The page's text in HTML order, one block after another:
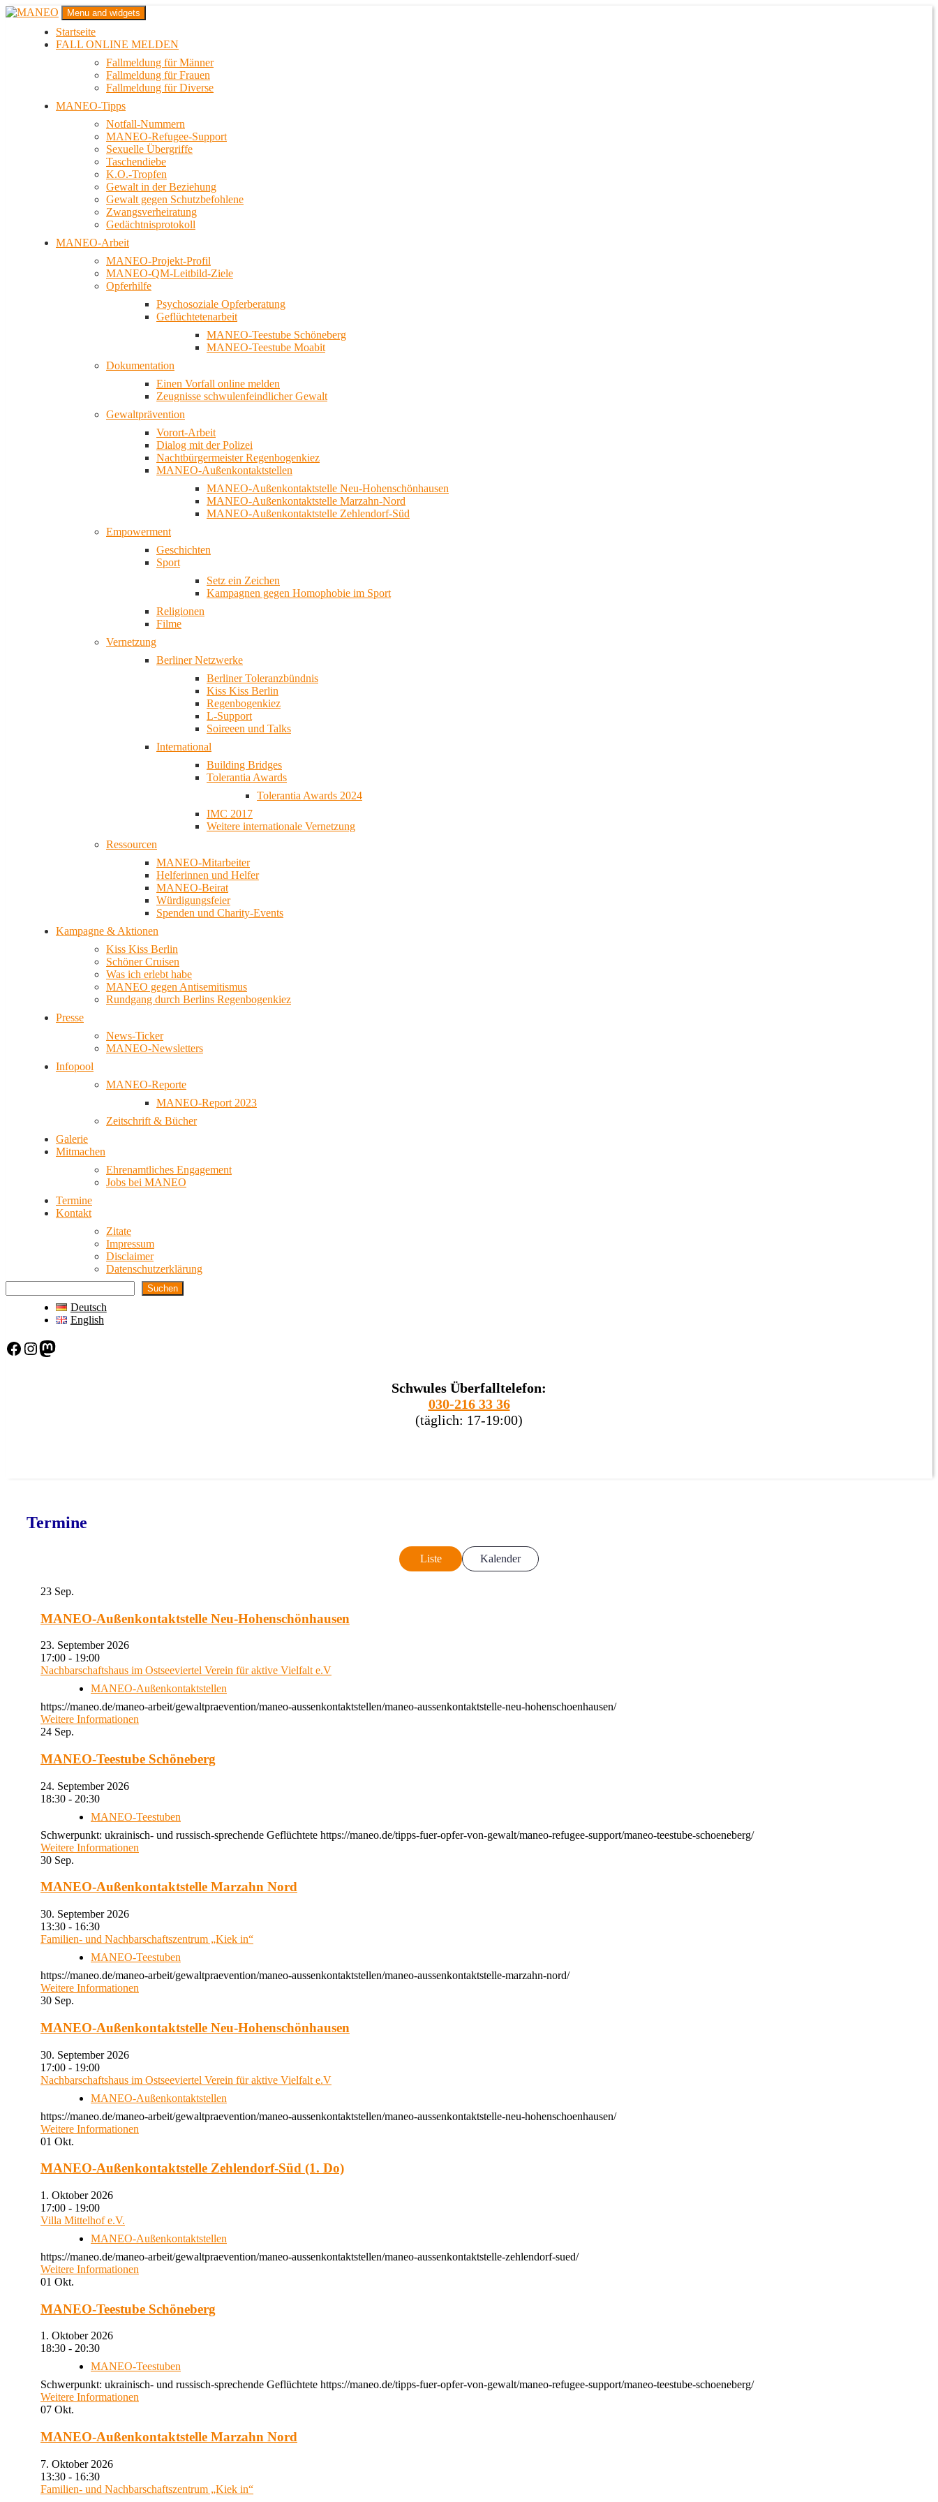
Zum
MANEO
Das schwule Anti-Gewalt-Projekt in Berlin
Menu and widgets
Startseite
FALL ONLINE MELDEN
Fallmeldung für Männer
Fallmeldung für Frauen
Fallmeldung für Diverse
MANEO-Tipps
Notfall-Nummern
MANEO-Refugee-Support
Sexuelle Übergriffe
Taschendiebe
K.O.-Tropfen
Gewalt in der Beziehung
Gewalt gegen Schutzbefohlene
Zwangsverheiratung
Gedächtnisprotokoll
MANEO-Arbeit
MANEO-Projekt-Profil
MANEO-QM-Leitbild-Ziele
Opferhilfe
Psychosoziale Opferberatung
Geflüchtetenarbeit
MANEO-Teestube Schöneberg
MANEO-Teestube Moabit
Dokumentation
Einen Vorfall online melden
Zeugnisse schwulenfeindlicher Gewalt
Gewaltprävention
Vorort-Arbeit
Dialog mit der Polizei
Nachtbürgermeister Regenbogenkiez
MANEO-Außenkontaktstellen
MANEO-Außenkontaktstelle Neu-Hohenschönhausen
MANEO-Außenkontaktstelle Marzahn-Nord
MANEO-Außenkontaktstelle Zehlendorf-Süd
Empowerment
Geschichten
Sport
Setz ein Zeichen
Kampagnen gegen Homophobie im Sport
Religionen
Filme
Vernetzung
Berliner Netzwerke
Berliner Toleranzbündnis
Kiss Kiss Berlin
Regenbogenkiez
L-Support
Soireeen und Talks
International
Building Bridges
Tolerantia Awards
Tolerantia Awards 2024
IMC 2017
Weitere internationale Vernetzung
Ressourcen
MANEO-Mitarbeiter
Helferinnen und Helfer
MANEO-Beirat
Würdigungsfeier
Spenden und Charity-Events
Kampagne & Aktionen
Kiss Kiss Berlin
Schöner Cruisen
Was ich erlebt habe
MANEO gegen Antisemitismus
Rundgang durch Berlins Regenbogenkiez
Presse
News-Ticker
MANEO-Newsletters
Infopool
MANEO-Reporte
MANEO-Report 2023
Zeitschrift & Bücher
Galerie
Mitmachen
Ehrenamtliches Engagement
Jobs bei MANEO
Termine
Kontakt
Zitate
Impressum
Disclaimer
Datenschutzerklärung
Suchen
Deutsch
English
Facebook Instagram Mastodon
Schwules Überfalltelefon:
030-216 33 36
(täglich: 17-19:00)
Termine
Liste Kalender
23 Sep.
MANEO-Außenkontaktstelle Neu-Hohenschönhausen
23. September 2026
17:00 - 19:00
Nachbarschaftshaus im Ostseeviertel Verein für aktive Vielfalt e.V
MANEO-Außenkontaktstellen
https://maneo.de/maneo-arbeit/gewaltpraevention/maneo-aussenkontaktstellen/maneo-aussenkontaktstelle-neu-hohenschoenhausen/
Weitere Informationen
24 Sep.
MANEO-Teestube Schöneberg
24. September 2026
18:30 - 20:30
MANEO-Teestuben
Schwerpunkt: ukrainisch- und russisch-sprechende Geflüchtete https://maneo.de/tipps-fuer-opfer-von-gewalt/maneo-refugee-support/maneo-teestube-schoeneberg/
Weitere Informationen
30 Sep.
MANEO-Außenkontaktstelle Marzahn Nord
30. September 2026
13:30 - 16:30
Familien- und Nachbarschaftszentrum „Kiek in“
MANEO-Teestuben
https://maneo.de/maneo-arbeit/gewaltpraevention/maneo-aussenkontaktstellen/maneo-aussenkontaktstelle-marzahn-nord/
Weitere Informationen
30 Sep.
MANEO-Außenkontaktstelle Neu-Hohenschönhausen
30. September 2026
17:00 - 19:00
Nachbarschaftshaus im Ostseeviertel Verein für aktive Vielfalt e.V
MANEO-Außenkontaktstellen
https://maneo.de/maneo-arbeit/gewaltpraevention/maneo-aussenkontaktstellen/maneo-aussenkontaktstelle-neu-hohenschoenhausen/
Weitere Informationen
01 Okt.
MANEO-Außenkontaktstelle Zehlendorf-Süd (1. Do)
1. Oktober 2026
17:00 - 19:00
Villa Mittelhof e.V.
MANEO-Außenkontaktstellen
https://maneo.de/maneo-arbeit/gewaltpraevention/maneo-aussenkontaktstellen/maneo-aussenkontaktstelle-zehlendorf-sued/
Weitere Informationen
01 Okt.
MANEO-Teestube Schöneberg
1. Oktober 2026
18:30 - 20:30
MANEO-Teestuben
Schwerpunkt: ukrainisch- und russisch-sprechende Geflüchtete https://maneo.de/tipps-fuer-opfer-von-gewalt/maneo-refugee-support/maneo-teestube-schoeneberg/
Weitere Informationen
07 Okt.
MANEO-Außenkontaktstelle Marzahn Nord
7. Oktober 2026
13:30 - 16:30
Familien- und Nachbarschaftszentrum „Kiek in“